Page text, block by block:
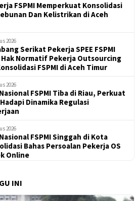
FSPMI Memperkuat Konsolidasi
Dan Kelistrikan di Aceh
2026
Serikat Pekerja SPEE FSPMI
Normatif Pekerja Outsourcing
FSPMI di Aceh Timur
2026
FSPMI Tiba di Riau, Perkuat
Dinamika Regulasi
2026
FSPMI Singgah di Kota
Bahas Persoalan Pekerja OS
Online
INI